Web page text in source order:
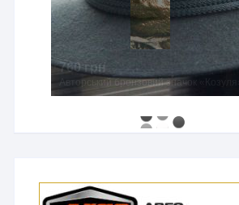
760 грн
Авторський бронзовий значок «Козуля»